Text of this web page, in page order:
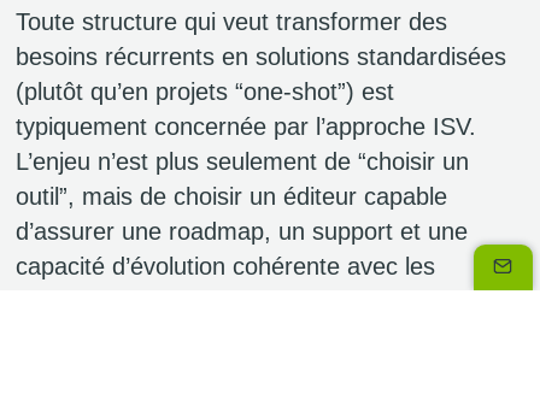
Toute structure qui veut transformer des
besoins récurrents en solutions standardisées
(plutôt qu’en projets “one-shot”) est
typiquement concernée par l’approche ISV.
L’enjeu n’est plus seulement de “choisir un
outil”, mais de choisir un éditeur capable
d’assurer une roadmap, un support et une
capacité d’évolution cohérente avec les